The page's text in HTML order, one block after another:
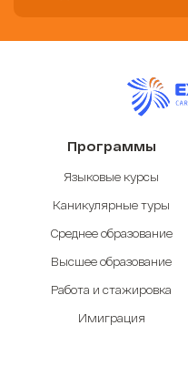
Программы
Языковые курсы
Каникулярные туры
Среднее образование
Высшее образование
Работа и стажировка
Имиграция